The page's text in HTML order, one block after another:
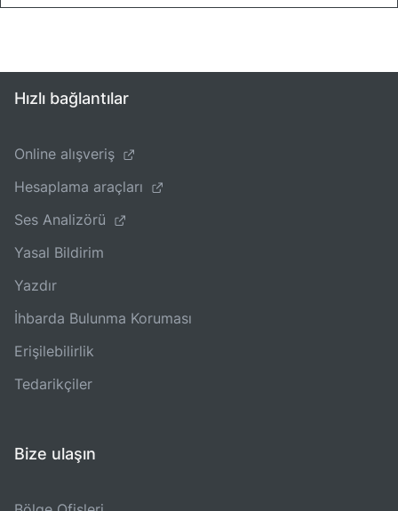
Hızlı bağlantılar
Online alışveriş
Hesaplama araçları
Ses Analizörü
Yasal Bildirim
Yazdır
İhbarda Bulunma Koruması
Erişilebilirlik
Tedarikçiler
Bize ulaşın